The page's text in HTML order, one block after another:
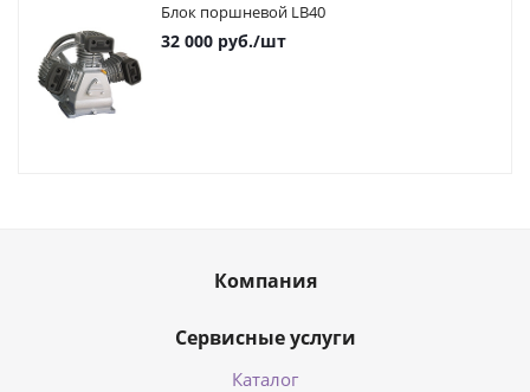
Блок поршневой LB40
32 000 руб./шт
Компания
Сервисные услуги
Каталог